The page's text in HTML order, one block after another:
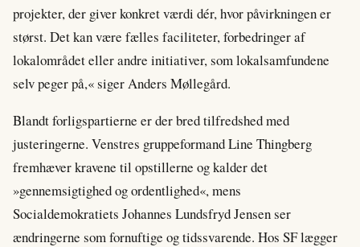
projekter, der giver konkret værdi dér, hvor påvirkningen er
størst. Det kan være fælles faciliteter, forbedringer af
lokalområdet eller andre initiativer, som lokalsamfundene
selv peger på,« siger Anders Møllegård.
Blandt forligspartierne er der bred tilfredshed med
justeringerne. Venstres gruppeformand Line Thingberg
fremhæver kravene til opstillerne og kalder det
»gennemsigtighed og ordentlighed«, mens
Socialdemokratiets Johannes Lundsfryd Jensen ser
ændringerne som fornuftige og tidssvarende. Hos SF lægger